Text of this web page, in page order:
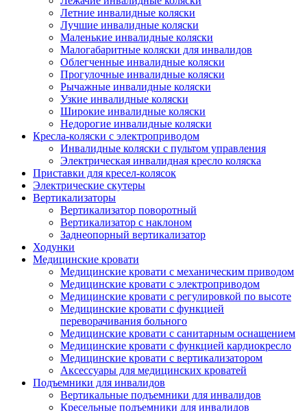
Летние инвалидные коляски
Лучшие инвалидные коляски
Маленькие инвалидные коляски
Малогабаритные коляски для инвалидов
Облегченные инвалидные коляски
Прогулочные инвалидные коляски
Рычажные инвалидные коляски
Узкие инвалидные коляски
Широкие инвалидные коляски
Недорогие инвалидные коляски
Кресла-коляски с электроприводом
Инвалидные коляски с пультом управления
Электрическая инвалидная кресло коляска
Приставки для кресел-колясок
Электрические скутеры
Вертикализаторы
Вертикализатор поворотный
Вертикализатор с наклоном
Заднеопорный вертикализатор
Ходунки
Медицинские кровати
Медицинские кровати с механическим приводом
Медицинские кровати с электроприводом
Медицинские кровати с регулировкой по высоте
Медицинские кровати с функцией
переворачивания больного
Медицинские кровати с санитарным оснащением
Медицинские кровати с функцией кардиокресло
Медицинские кровати с вертикализатором
Аксессуары для медицинских кроватей
Подъемники для инвалидов
Вертикальные подъемники для инвалидов
Кресельные подъемники для инвалидов